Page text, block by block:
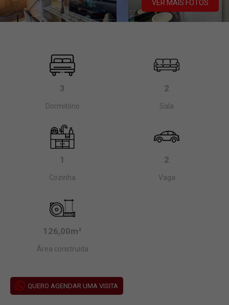
VER MAIS FOTOS
3
Dormitório
2
Sala
1
Cozinha
2
Vaga
126,00m²
Área construída
QUERO AGENDAR UMA VISITA